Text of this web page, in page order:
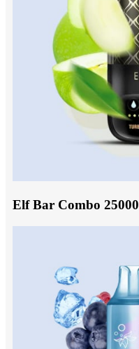
Elf Bar Combo 25000